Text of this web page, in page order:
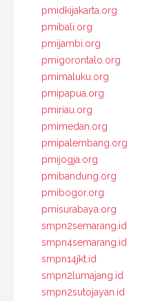
pmidkijakarta.org
pmibali.org
pmijambi.org
pmigorontalo.org
pmimaluku.org
pmipapua.org
pmiriau.org
pmimedan.org
pmipalembang.org
pmijogja.org
pmibandung.org
pmibogor.org
pmisurabaya.org
smpn2semarang.id
smpn4semarang.id
smpn14jkt.id
smpn2lumajang.id
smpn2sutojayan.id